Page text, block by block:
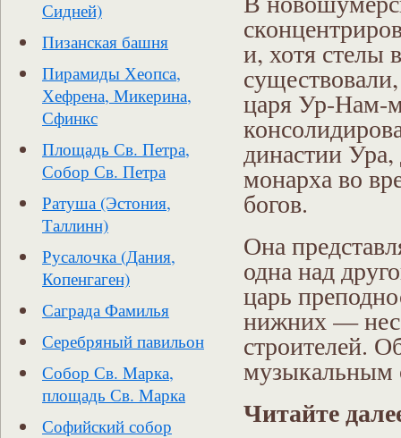
Сидней)
Пизанская башня
Пирамиды Хеопса,
Хефрена, Микерина,
Сфинкс
Площадь Св. Петра,
Собор Св. Петра
Ратуша (Эстония,
Таллинн)
Русалочка (Дания,
Копенгаген)
Саграда Фамилья
Серебряный павильон
Собор Св. Марка,
площадь Св. Марка
Софийский собор
и, хотя стелы
царя Ур-Нам-
династии
монарха во
богов.
Она
одна над
царь
нижних —
строителей.
музыкальным
Читайте